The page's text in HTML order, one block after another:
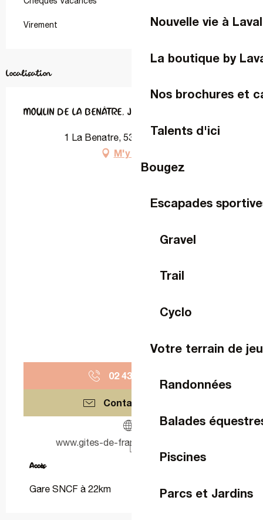
Nouvelle vie à Laval
La boutique by
Nos brochures et
Talents d'ici
Bougez
Escapades
Gravel
Trail
Cyclo
Votre terrain de
Randonnées
Balades
Piscines
Parcs et Jardins
Virement
Localisation
MOULIN DE LA BENÂTRE, JUSQU'À 12 PERSONNES
1 La Benatre, 53260 Entrammes
M'y rendre
02 43 67 09
Contactez-nous
www.gites-de-france-mayenne.com
Accès
Accès
Gare SNCF à 22km